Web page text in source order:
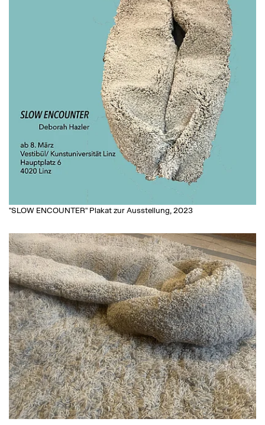
"SLOW ENCOUNTER" Plakat zur Ausstellung, 2023